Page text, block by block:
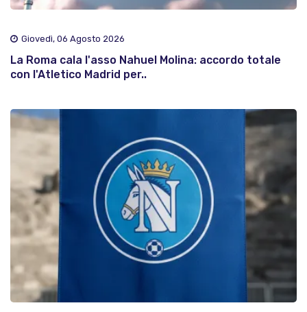
Giovedì, 06 Agosto 2026
La Roma cala l'asso Nahuel Molina: accordo totale
con l'Atletico Madrid per..